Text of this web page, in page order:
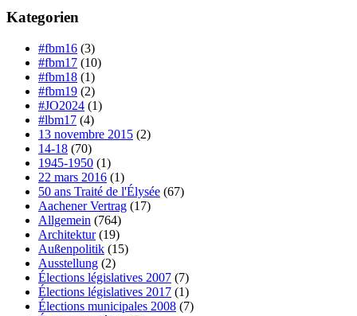
Kategorien
#fbm16 (3)
#fbm17 (10)
#fbm18 (1)
#fbm19 (2)
#JO2024 (1)
#lbm17 (4)
13 novembre 2015 (2)
14-18 (70)
1945-1950 (1)
22 mars 2016 (1)
50 ans Traité de l'Élysée (67)
Aachener Vertrag (17)
Allgemein (764)
Architektur(19)
Außenpolitik (15)
Ausstellung (2)
Élections législatives 2007 (7)
Élections législatives 2017 (1)
Élections municipales 2008 (7)